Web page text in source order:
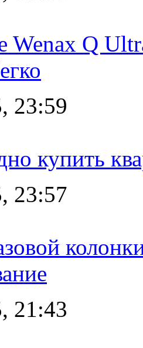
Wenax Q
23:59
купить
23:57
21:43